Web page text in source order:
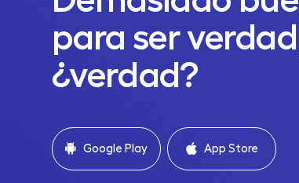
para ser
¿verdad?
Google Play App Store